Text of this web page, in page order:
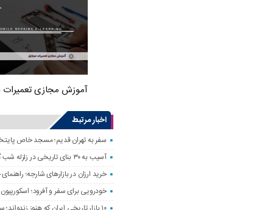
آموزش مجازی تعمیرات
اخبار مرتبط
سفر به تهران قدیم؛ مسجد خاص
آسیب به ۳۰ بنای تاریخی در زلزله شب گذشته
خرید ارزان در بازارهای شارجه؛
خودرویی برای سفر و آفرود؛ اسکورپیون ۲۰۳۰ را ببینید